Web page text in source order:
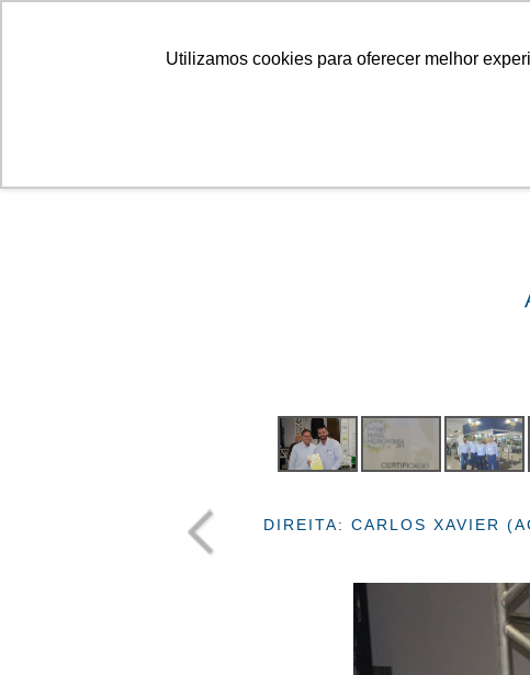
Utilizamos cookies para oferecer melhor
DIREITA: CARLOS XAVIER